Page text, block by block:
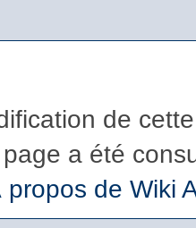
de
a été
propos de Wiki